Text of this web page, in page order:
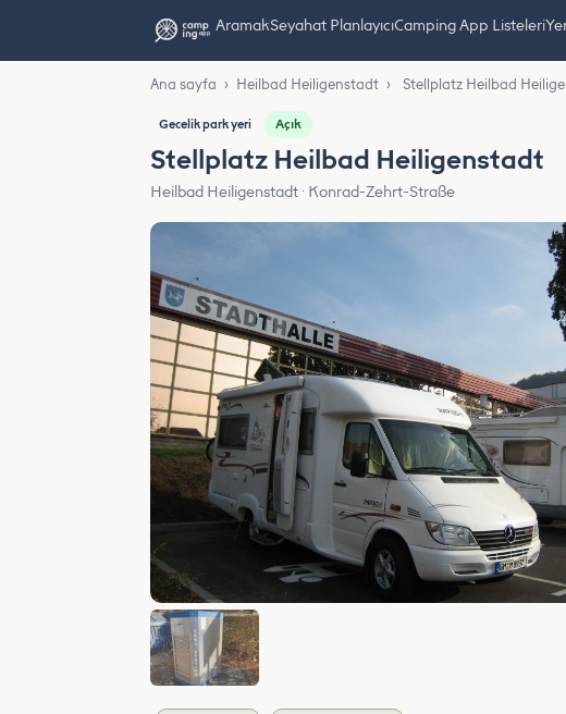
AramakSeyahat PlanlayıcıCamping App Listeleri
Ana sayfa › Heilbad Heiligenstadt › Stellplatz Heilbad
Gecelik park yeri Açık
Stellplatz Heilbad Heiligenstadt
Heilbad Heiligenstadt · Konrad-Zehrt-Straße